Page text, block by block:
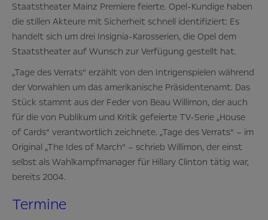
Staatstheater Mainz Premiere feierte. Opel-Kundige haben
die stillen Akteure mit Sicherheit schnell identifiziert: Es
handelt sich um drei Insignia-Karosserien, die Opel dem
Staatstheater auf Wunsch zur Verfügung gestellt hat.
„Tage des Verrats“ erzählt von den Intrigenspielen während
der Vorwahlen um das amerikanische Präsidentenamt. Das
Stück stammt aus der Feder von Beau Willimon, der auch
für die von Publikum und Kritik gefeierte TV-Serie „House
of Cards“ verantwortlich zeichnete. „Tage des Verrats“ – im
Original „The Ides of March“ – schrieb Willimon, der einst
selbst als Wahlkampfmanager für Hillary Clinton tätig war,
bereits 2004.
Termine